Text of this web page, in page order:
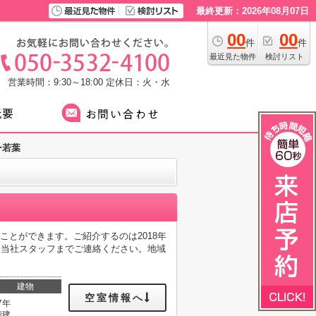
最終更新：2026年08月07日
00件
最近見た物件
00件
検討リスト
営業時間：9:30～18:00 定休日：火・水
若葉
とができます。ご紹介するのは2018年
社スタッフまでご連絡ください。地域
建物
年
空室情報へ